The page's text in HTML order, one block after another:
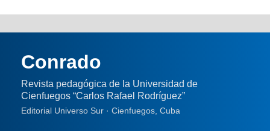
Conrado
Revista pedagógica de la Universidad de
Cienfuegos “Carlos Rafael Rodríguez”
Editorial Universo Sur · Cienfuegos, Cuba